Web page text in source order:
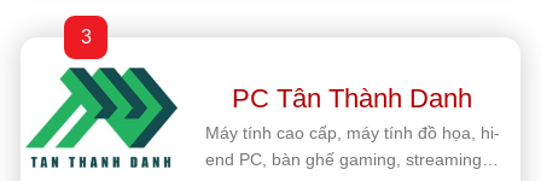
3
PC Tân Thành Danh
Máy tính cao cấp, máy tính đồ họa, hi-
end PC, bàn ghế gaming, streaming…